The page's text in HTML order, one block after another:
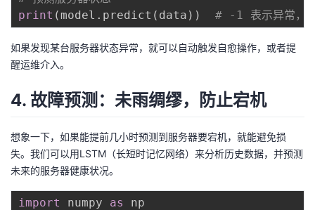
print ( model . predict ( data ) ) # -1 表示异常，1
如果发现某台服务器状态异常，就可以自动触发自愈操作，或者提
醒运维介入。
4. 故障预测：未雨绸缪，防止宕机
想象一下，如果能提前几小时预测到服务器要宕机，就能避免损
失。我们可以用LSTM（长短时记忆网络）来分析历史数据，并预测
未来的服务器健康状况。
import numpy as